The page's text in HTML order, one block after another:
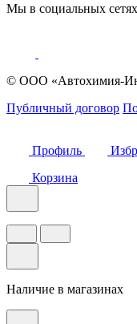
Мы в социальных
© ООО «Автохимия-
Публичный договор
Профиль
Корзина
Наличие в магазинах